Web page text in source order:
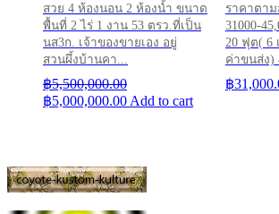
สวย 4 ห้องนอน 2 ห้องน้ำ ขนาด
พื้นที่ 2 ไร่ 1 งาน 53 ตรว.ที่เป็น
นส3ก. เจ้าของขายเอง อยู่
สวนผึ้งบ้านคา...
฿5,500,000.00
Original
฿5,000,000.00Current
Add to cart
ราคาตา
31000-
20 ฟุต( 6
ค่าขนส่ง)
฿